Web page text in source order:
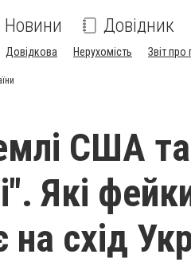
Новини Довідник
Довідкова Нерухомість Звіт про
США та
Які
схід